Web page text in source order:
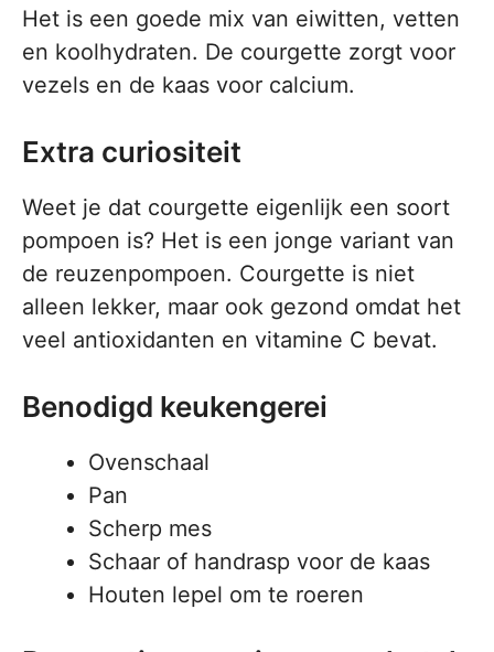
Het is een goede mix van eiwitten, vetten
en koolhydraten. De courgette zorgt voor
vezels en de kaas voor calcium.
Extra curiositeit
Weet je dat courgette eigenlijk een soort
pompoen is? Het is een jonge variant van
de reuzenpompoen. Courgette is niet
alleen lekker, maar ook gezond omdat het
veel antioxidanten en vitamine C bevat.
Benodigd keukengerei
Ovenschaal
Pan
Scherp mes
Schaar of handrasp voor de kaas
Houten lepel om te roeren